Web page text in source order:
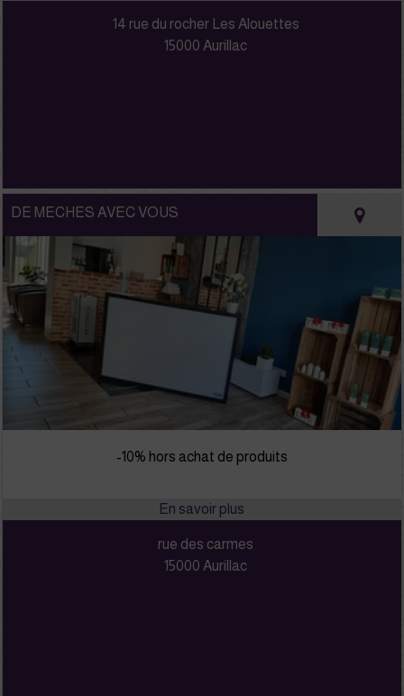
14 rue du rocher Les Alouettes
15000 Aurillac
DE MECHES AVEC VOUS
-10% hors achat de produits
rue des carmes
15000 Aurillac